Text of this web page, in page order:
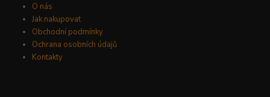
O nás
Jak nakupovat
Obchodní podmínky
Ochrana osobních údajů
Kontakty